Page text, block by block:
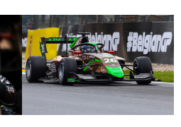
Uncategorized